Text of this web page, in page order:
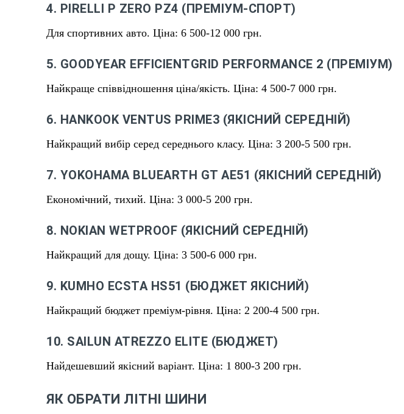
4. PIRELLI P ZERO PZ4 (ПРЕМІУМ-СПОРТ)
Для спортивних авто. Ціна: 6 500-12 000 грн.
5. GOODYEAR EFFICIENTGRID PERFORMANCE 2 (ПРЕМІУМ)
Найкраще співвідношення ціна/якість. Ціна: 4 500-7 000 грн.
6. HANKOOK VENTUS PRIME3 (ЯКІСНИЙ СЕРЕДНІЙ)
Найкращий вибір серед середнього класу. Ціна: 3 200-5 500 грн.
7. YOKOHAMA BLUEARTH GT AE51 (ЯКІСНИЙ СЕРЕДНІЙ)
Економічний, тихий. Ціна: 3 000-5 200 грн.
8. NOKIAN WETPROOF (ЯКІСНИЙ СЕРЕДНІЙ)
Найкращий для дощу. Ціна: 3 500-6 000 грн.
9. KUMHO ECSTA HS51 (БЮДЖЕТ ЯКІСНИЙ)
Найкращий бюджет преміум-рівня. Ціна: 2 200-4 500 грн.
10. SAILUN ATREZZO ELITE (БЮДЖЕТ)
Найдешевший якісний варіант. Ціна: 1 800-3 200 грн.
ЯК ОБРАТИ ЛІТНІ ШИНИ